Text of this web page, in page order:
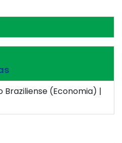
Braziliense (Economia) |